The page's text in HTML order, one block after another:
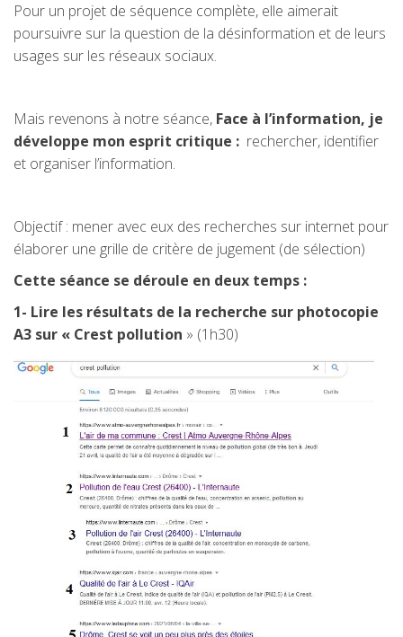
Pour un projet de séquence complète, elle aimerait
poursuivre sur la question de la désinformation et de leurs
usages sur les réseaux sociaux.
Mais revenons à notre séance, Face à l’information, je
développe mon esprit critique : rechercher, identifier
et organiser l’information.
Objectif : mener avec eux des recherches sur internet pour
élaborer une grille de critère de jugement (de sélection)
Cette séance se déroule en deux temps :
1- Lire les résultats de la recherche sur photocopie
A3 sur « Crest pollution » (1h30)